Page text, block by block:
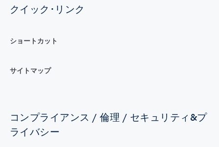
クイック･リンク
ショートカット
サイトマップ
コンプライアンス / 倫理 / セキュリティ&プ
ライバシー